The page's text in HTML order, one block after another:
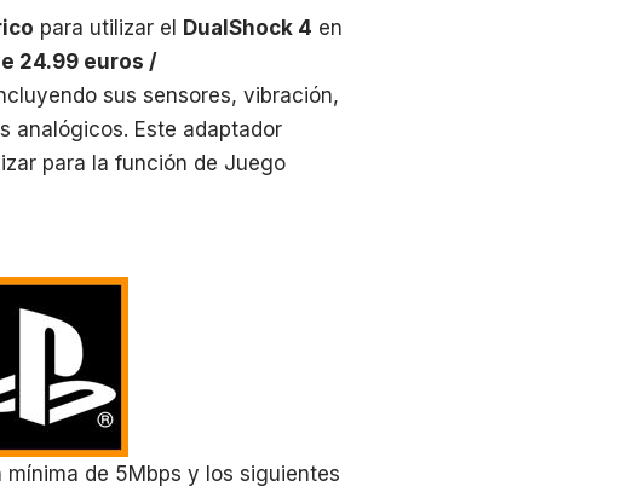
para utilizar el DualShock 4 en
24.99 euros /
sus sensores, vibración,
analógicos. Este adaptador
para la función de Juego
de 5Mbps y los siguientes